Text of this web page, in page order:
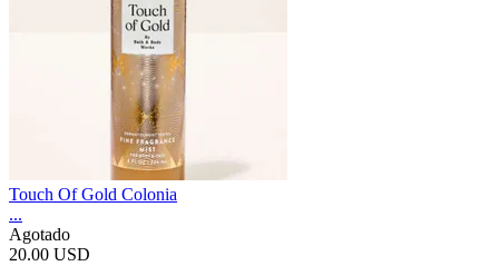
Touch Of Gold Colonia
...
Agotado
20.00 USD